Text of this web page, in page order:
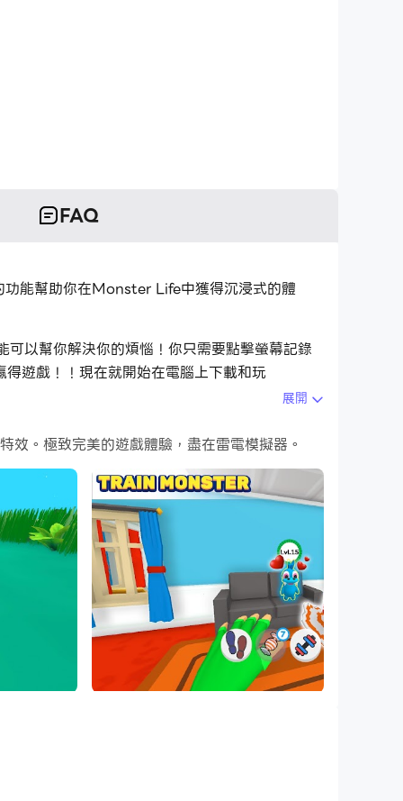
FAQ
能幫助你在Monster Life中獲得沉浸式的體
以幫你解決你的煩惱！你只需要點擊螢幕記錄
遊戲！！現在就開始在電腦上下載和玩
展開
。極致完美的遊戲體驗，盡在雷電模擬器。